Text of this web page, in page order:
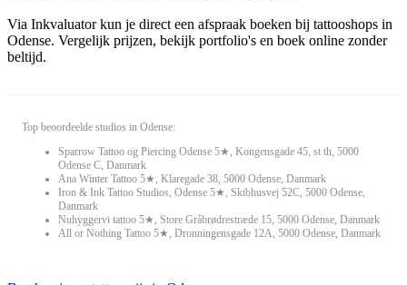
Via Inkvaluator kun je direct een afspraak boeken bij tattooshops in
Odense. Vergelijk prijzen, bekijk portfolio's en boek online zonder
beltijd.
Top beoordeelde studios in Odense:
Sparrow Tattoo og Piercing Odense 5★, Kongensgade 45, st th, 5000
Odense C, Danmark
Ana Winter Tattoo 5★, Klaregade 38, 5000 Odense, Danmark
Iron & Ink Tattoo Studios, Odense 5★, Skibhusvej 52C, 5000 Odense,
Danmark
Nuhyggervi tattoo 5★, Store Gråbrødrestræde 15, 5000 Odense, Danmark
All or Nothing Tattoo 5★, Dronningensgade 12A, 5000 Odense, Danmark